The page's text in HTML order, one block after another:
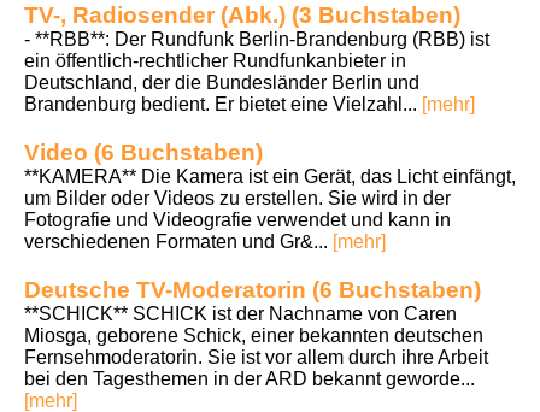
TV-, Radiosender (Abk.) (3 Buchstaben)
- **RBB**: Der Rundfunk Berlin-Brandenburg (RBB) ist
ein öffentlich-rechtlicher Rundfunkanbieter in
Deutschland, der die Bundesländer Berlin und
Brandenburg bedient. Er bietet eine Vielzahl... [mehr]
Video (6 Buchstaben)
**KAMERA** Die Kamera ist ein Gerät, das Licht einfängt,
um Bilder oder Videos zu erstellen. Sie wird in der
Fotografie und Videografie verwendet und kann in
verschiedenen Formaten und Gr&... [mehr]
Deutsche TV-Moderatorin (6 Buchstaben)
**SCHICK** SCHICK ist der Nachname von Caren
Miosga, geborene Schick, einer bekannten deutschen
Fernsehmoderatorin. Sie ist vor allem durch ihre Arbeit
bei den Tagesthemen in der ARD bekannt geworde...
[mehr]